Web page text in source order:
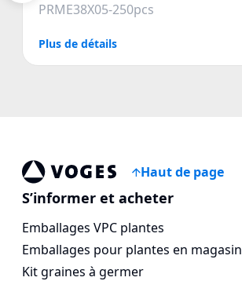
PRME38X05-250pcs
Plus de détails
Voges Online Store
Haut de page
S’informer et acheter
Emballages VPC plantes
Emballages pour plantes en magasin
Kit graines à germer